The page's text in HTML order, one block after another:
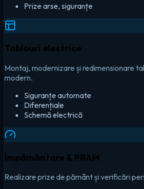
Prize arse, siguranțe
Tablouri electrice
Montaj, modernizare și redimensionare
modern.
Siguranțe automate
Diferențiale
Schemă electrică
Împământare & PRAM
Realizare prize de pământ și verificări